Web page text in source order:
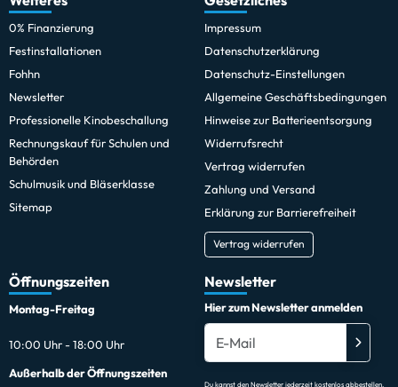
0% Finanzierung
Festinstallationen
Fohhn
Newsletter
Professionelle Kinobeschallung
Rechnungskauf für Schulen und
Behörden
Schulmusik und Bläserklasse
Sitemap
Impressum
Datenschutzerklärung
Datenschutz-Einstellungen
Allgemeine Geschäftsbedingungen
Hinweise zur Batterieentsorgung
Widerrufsrecht
Vertrag widerrufen
Zahlung und Versand
Erklärung zur Barrierefreiheit
Vertrag widerrufen
Öffnungszeiten
Montag-Freitag
10:00 Uhr - 18:00 Uhr
Außerhalb der Öffnungszeiten
Newsletter
Hier zum Newsletter anmelden
Du kannst den Newsletter jederzeit kostenlos abbestellen.